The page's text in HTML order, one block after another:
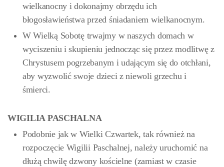
wielkanocny i dokonajmy obrzędu ich
błogosławieństwa przed śniadaniem wielkanocnym.
W Wielką Sobotę trwajmy w naszych domach w
wyciszeniu i skupieniu jednocząc się przez modlitwę z
Chrystusem pogrzebanym i udającym się do otchłani,
aby wyzwolić swoje dzieci z niewoli grzechu i
śmierci.
WIGILIA PASCHALNA
Podobnie jak w Wielki Czwartek, tak również na
rozpoczęcie Wigilii Paschalnej, należy uruchomić na
dłużą chwilę dzwony kościelne (zamiast w czasie